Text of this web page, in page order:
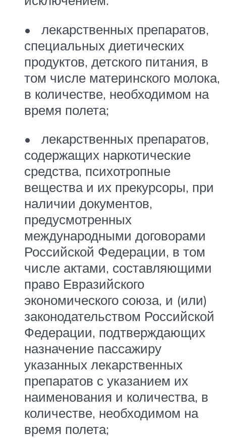
• лекарственных препаратов,
специальных диетических
продуктов, детского питания, в
том числе материнского молока,
в количестве, необходимом на
время полета;
• лекарственных препаратов,
содержащих наркотические
средства, психотропные
вещества и их прекурсоры, при
наличии документов,
предусмотренных
международными договорами
Российской Федерации, в том
числе актами, составляющими
право Евразийского
экономического союза, и (или)
законодательством Российской
Федерации, подтверждающих
назначение пассажиру
указанных лекарственных
препаратов с указанием их
наименования и количества, в
количестве, необходимом на
время полета;